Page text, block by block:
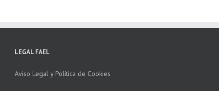
LEGAL FAEL
Aviso Legal y Política de Cookies